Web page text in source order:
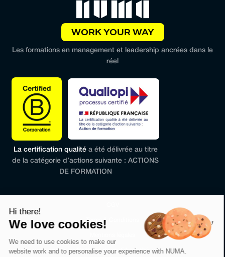
WORK YOUR WAY
Les formations en management et leadership ancrées dans le
réel
La certification qualitéa été délivrée au titre
de la catégorie d’actions suivante : ACTIONS
DE FORMATION
Terms & Conditions
Politique de confidentialité
Hi there!
We love cookies!
We need to use cookies to make our
website work and to personalise your experience with NUMA.